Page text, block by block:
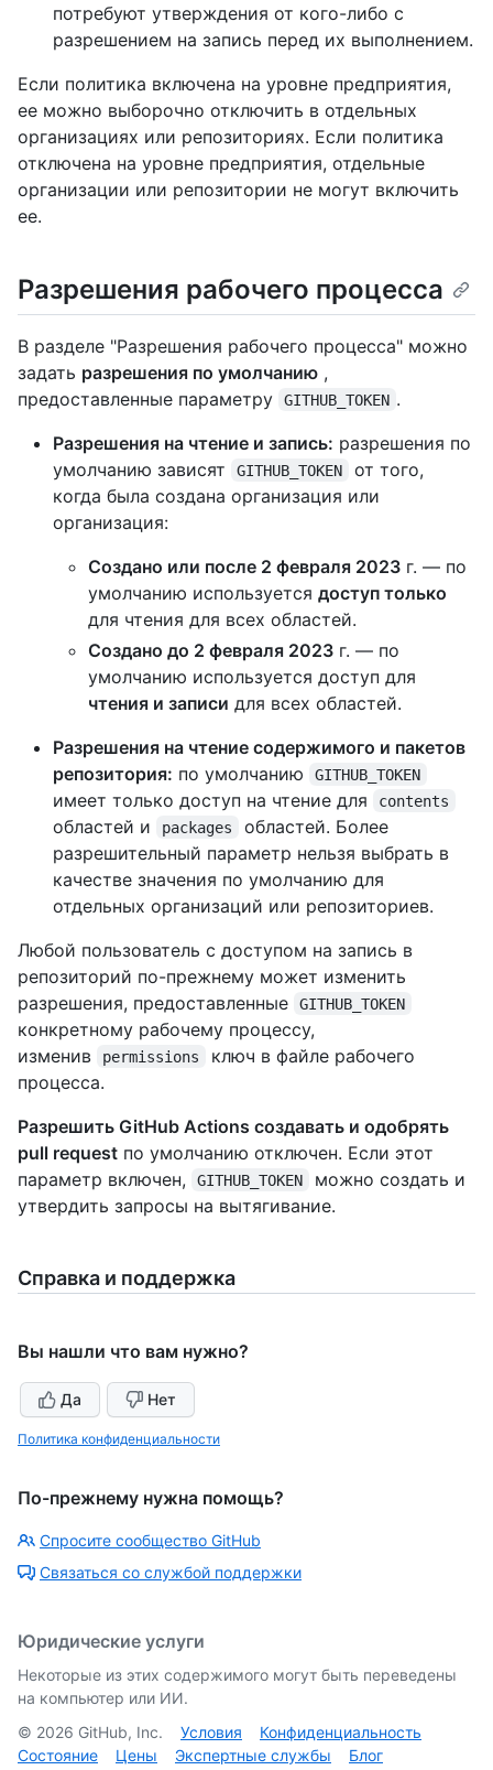
потребуют утверждения от кого-либо с
разрешением на запись перед их выполнением.
Если политика включена на уровне предприятия,
ее можно выборочно отключить в отдельных
организациях или репозиториях. Если политика
отключена на уровне предприятия, отдельные
организации или репозитории не могут включить
ее.
Разрешения рабочего процесса
В разделе "Разрешения рабочего процесса" можно
задать разрешения по умолчанию ,
предоставленные параметру
GITHUB_TOKEN .
Разрешения на чтение и запись: разрешения по
умолчанию зависят
GITHUB_TOKEN
от того,
когда была создана организация или
организация:
Создано или после 2 февраля 2023 г. — по
умолчанию используется доступ только
для чтения для всех областей.
Создано до 2 февраля 2023 г. — по
умолчанию используется доступ для
чтения и записи для всех областей.
Разрешения на чтение содержимого и пакетов
репозитория: по умолчанию GITHUB_TOKEN
имеет только доступ на чтение для contents
областей и packages
областей. Более
разрешительный параметр нельзя выбрать в
качестве значения по умолчанию для
отдельных организаций или репозиториев.
Любой пользователь с доступом на запись в
репозиторий по-прежнему может изменить
разрешения, предоставленные
GITHUB_TOKEN
конкретному рабочему процессу,
изменив
permissions
ключ в файле рабочего
процесса.
Разрешить GitHub Actions создавать и одобрять
pull request по умолчанию отключен. Если этот
параметр включен,
GITHUB_TOKEN
можно создать и
утвердить запросы на вытягивание.
Справка и поддержка
Вы нашли что вам нужно?
Да Нет
Политика конфиденциальности
По-прежнему нужна помощь?
Спросите сообщество GitHub
Связаться со службой поддержки
Юридические услуги
Некоторые из этих содержимого могут быть переведены
на компьютер или ИИ.
© 2026 GitHub, Inc. Условия
Конфиденциальность
Состояние
Цены Экспертные службы Блог